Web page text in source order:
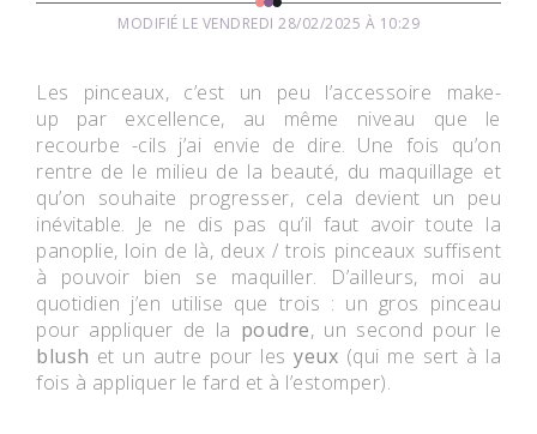
MODIFIÉ LE VENDREDI 28/02/2025 À 10:29
Les pinceaux, c’est un peu l’accessoire make-
up par excellence, au même niveau que le
recourbe -cils j’ai envie de dire. Une fois qu’on
rentre de le milieu de la beauté, du maquillage et
qu’on souhaite progresser, cela devient un peu
inévitable. Je ne dis pas qu’il faut avoir toute la
panoplie, loin de là, deux / trois pinceaux suffisent
à pouvoir bien se maquiller. D’ailleurs, moi au
quotidien j’en utilise que trois : un gros pinceau
pour appliquer de la poudre, un second pour le
blush et un autre pour lesyeux (qui me sert à la
fois à appliquer le fard et à l’estomper).